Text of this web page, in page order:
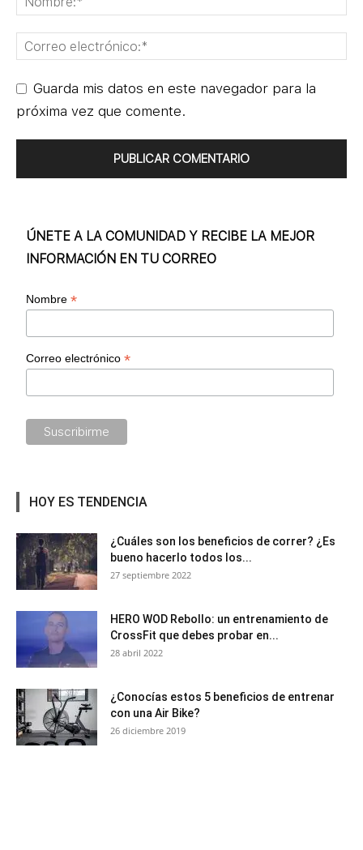
Guarda mis datos en este navegador para la
próxima vez que comente.
ÚNETE A LA COMUNIDAD Y RECIBE LA MEJOR
INFORMACIÓN EN TU CORREO
Nombre*
Correo electrónico*
HOY ES TENDENCIA
¿Cuáles son los beneficios de correr? ¿Es
bueno hacerlo todos los...
27 septiembre 2022
HERO WOD Rebollo: un entrenamiento de
CrossFit que debes probar en...
28 abril 2022
¿Conocías estos 5 beneficios de entrenar
con una Air Bike?
26 diciembre 2019